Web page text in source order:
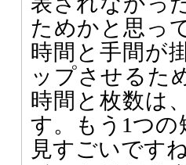
ためかと思っ
時間と手間が
ップさせるた
時間と枚数は
す。もう1つ
見すごいです